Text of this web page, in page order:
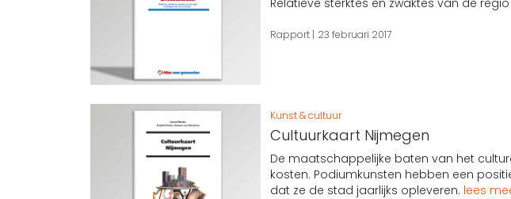
Relatieve sterktes en zwaktes van de
Rapport 23 februari 2017
Kunst & cultuur
Cultuurkaart Nijmegen
De maatschappelijke baten van het
kosten. Podiumkunsten hebben een
dat ze de stad jaarlijks opleveren. lees